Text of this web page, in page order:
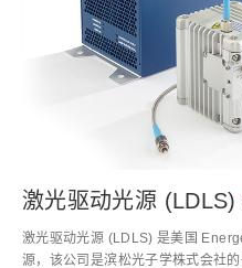
激光驱动光源 (LDLS)
激光驱动光源 (LDLS) 是美国
源，该公司是滨松光子学株式会社